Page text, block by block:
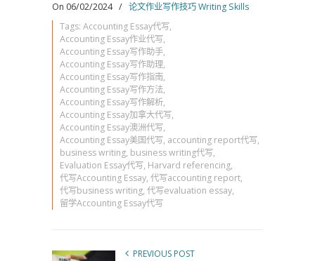
On 06/02/2024 / 论文作业写作技巧 Writing Skills
Tags: Accounting Essay代写,
Accounting Essay作业代写,
Accounting Essay写作助手,
Accounting Essay写作助理,
Accounting Essay写作指南,
Accounting Essay写作方法,
Accounting Essay写作解析,
Accounting Essay加拿大代写,
Accounting Essay澳洲代写,
Accounting Essay美国代写, accounting report代写,
business writing, business writing代写,
Evaluation Essay代写, Harvard referencing,
代写Accounting Essay, 代写accounting report,
代写business writing, 代写evaluation essay,
留学Accounting Essay代写
PREVIOUS POST